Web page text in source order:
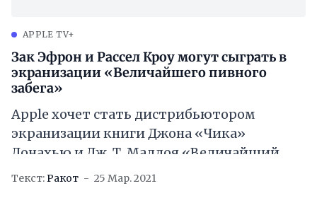
APPLE TV+
Зак Эфрон и Рассел Кроу могут сыграть в
экранизации «Величайшего пивного
забега»
Apple хочет стать дистрибьютором
экранизации книги Джона «Чика»
Донахью и Дж. Т. Маллоя «Величайший
пивной забег». Как сообщает Deadline,
Текст:Ракот 25 Мар. 2021